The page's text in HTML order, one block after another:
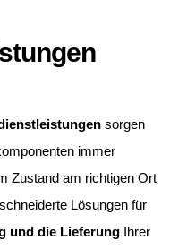
sorgen
immer
Zustand am richtigen Ort
Lösungen für
und die Lieferung Ihrer